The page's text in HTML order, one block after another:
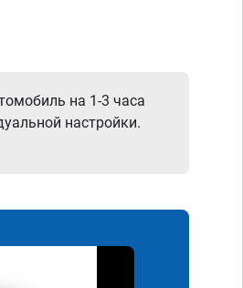
на 1-3 часа
настройки.